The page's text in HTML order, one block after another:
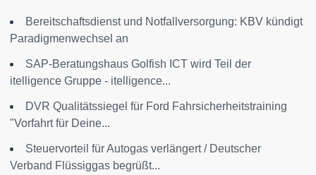
Bereitschaftsdienst und Notfallversorgung: KBV kündigt
Paradigmenwechsel an
SAP-Beratungshaus Golfish ICT wird Teil der
itelligence Gruppe - itelligence...
DVR Qualitätssiegel für Ford Fahrsicherheitstraining
"Vorfahrt für Deine...
Steuervorteil für Autogas verlängert / Deutscher
Verband Flüssiggas begrüßt...